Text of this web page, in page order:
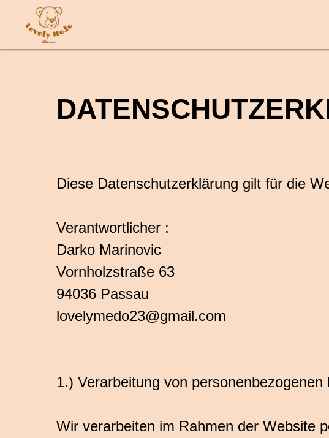
Diese Datenschutzerklärung gilt für die
Verantwortlicher :
Darko Marinovic
Vornholzstraße 63
94036 Passau
lovelymedo23@gmail.com
1.) Verarbeitung von personenbezogenen
Wir verarbeiten im Rahmen der Website